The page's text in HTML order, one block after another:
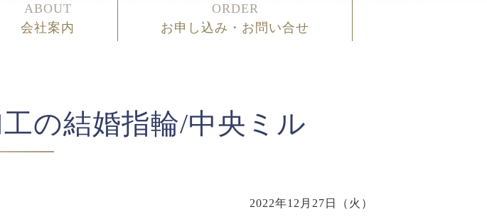
ABOUT
会社案内
ORDER
お申し込み・お問い合せ
の結婚指輪/中央ミル
2022年12月27日（火）